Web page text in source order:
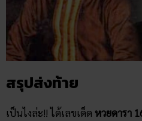
สรุปส่งท้าย
เป็นไงล่ะ!! ได้เลขเด็ด หวยดารา